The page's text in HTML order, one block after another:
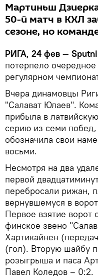
Мартиньш
50-й матч в КХЛ
сезоне, но
РИГА, 24 фев —
потерпело
регулярном
Вчера динамовцы
"Салават Юлаев".
прибыла в
серию из семи
обозначила свои
восьми.
Несмотря на два
первой
перебросали рижан,
вернувшемуся в
Первое взятие ворот
финское звено
Хартикайнен
(гол). Вторую шайбу
розыгрыша и паса
Павел Коледов – 0:2.